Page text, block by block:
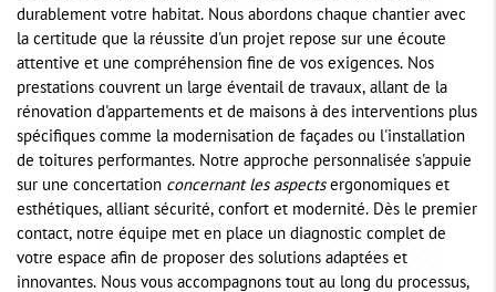
durablement votre habitat. Nous abordons chaque chantier avec
la certitude que la réussite d'un projet repose sur une écoute
attentive et une compréhension fine de vos exigences. Nos
prestations couvrent un large éventail de travaux, allant de la
rénovation d'appartements et de maisons à des interventions plus
spécifiques comme la modernisation de façades ou l'installation
de toitures performantes. Notre approche personnalisée s'appuie
sur une concertation concernant les aspectsergonomiques et
esthétiques, alliant sécurité, confort et modernité. Dès le premier
contact, notre équipe met en place un diagnostic complet de
votre espace afin de proposer des solutions adaptées et
innovantes. Nous vous accompagnons tout au long du processus,